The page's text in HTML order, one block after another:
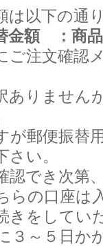
は以下の通
金額 ：商品
ご注文確認
ありません
が郵便振替
さい。
認でき次第
らの口座は
きをしてい
３～５日か